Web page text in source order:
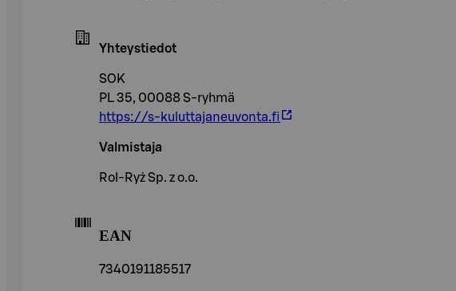
Yhteystiedot
SOK
PL 35, 00088 S-ryhmä
https://s-kuluttajaneuvonta.fi
Valmistaja
Rol-Ryż Sp. z o.o.
EAN
7340191185517